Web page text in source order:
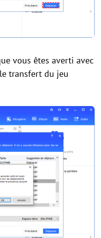
vous êtes averti avec
transfert du jeu